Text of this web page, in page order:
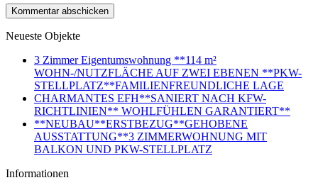
Neueste Objekte
3 Zimmer Eigentumswohnung **114 m²
WOHN-/NUTZFLÄCHE AUF ZWEI EBENEN **PKW-
STELLPLATZ**FAMILIENFREUNDLICHE LAGE
CHARMANTES EFH**SANIERT NACH KFW-
RICHTLINIEN** WOHLFÜHLEN GARANTIERT**
**NEUBAU**ERSTBEZUG**GEHOBENE
AUSSTATTUNG**3 ZIMMERWOHNUNG MIT
BALKON UND PKW-STELLPLATZ
Informationen